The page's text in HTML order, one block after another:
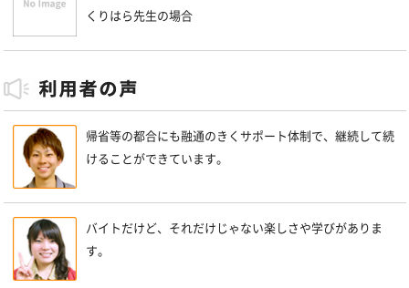
くりはら先生の場合
帰省等の都合にも融通のきくサポート体制で、継続して続
けることができています。
バイトだけど、それだけじゃない楽しさや学びがありま
す。